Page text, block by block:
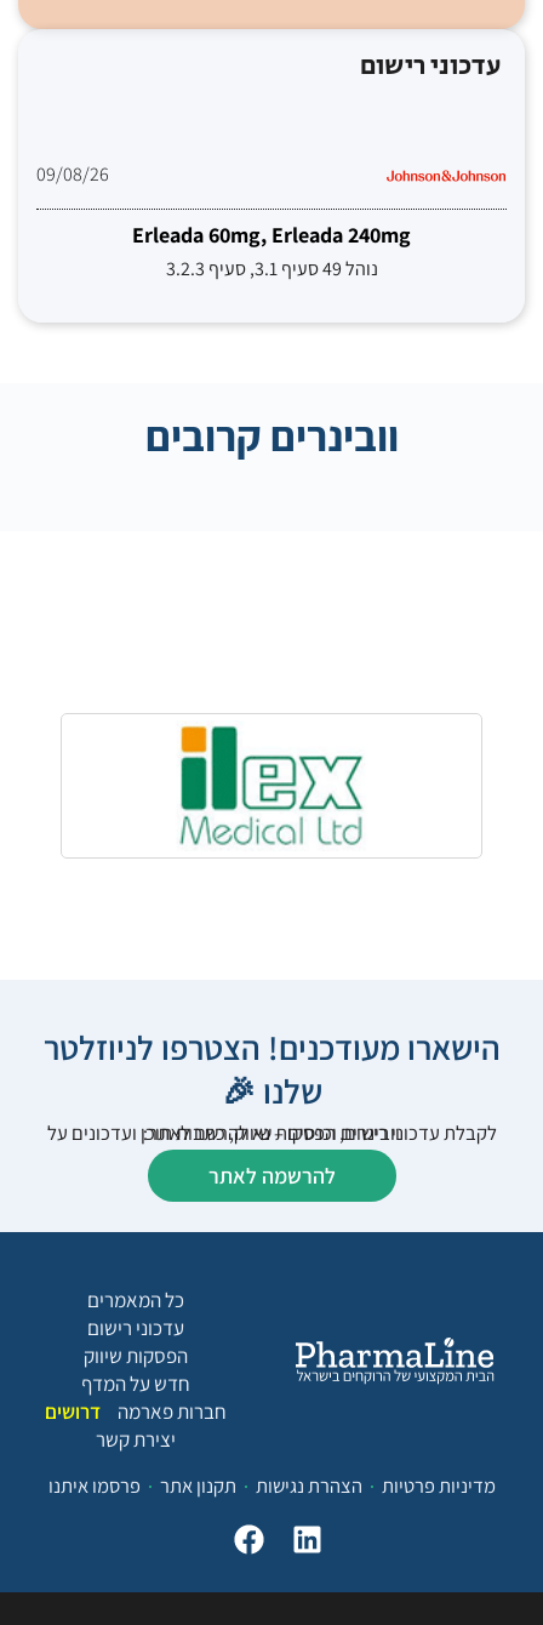
עדכוני רישום
09/08/26
Erleada 60mg, Erleada 240mg
נוהל 49 סעיף 3.1, סעיף 3.2.3
וובינרים קרובים
הישארו מעודכנים! הצטרפו לניוזלטר
שלנו 🎉
לקבלת עדכוני רישום, הפסקות שיווק, כתבות תוכן ועדכונים על וובינרים וכנסים – נא להרשם לאתר:
להרשמה לאתר
כל המאמרים
עדכוני רישום
הפסקות שיווק
חדש על המדף
חברות פארמה
דרושים
יצירת קשר
מדיניות פרטיות
הצהרת נגישות תקנון אתר פרסמו איתנו